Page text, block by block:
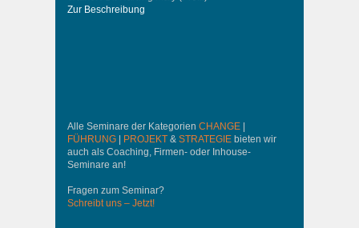
Zur Beschreibung
Alle Seminare der Kategorien CHANGE
FÜHRUNG
PROJEKT & STRATEGIE bieten wir
auch als Coaching, Firmen- oder Inhouse-
Seminare an!
Fragen zum Seminar?
Schreibt uns – Jetzt!